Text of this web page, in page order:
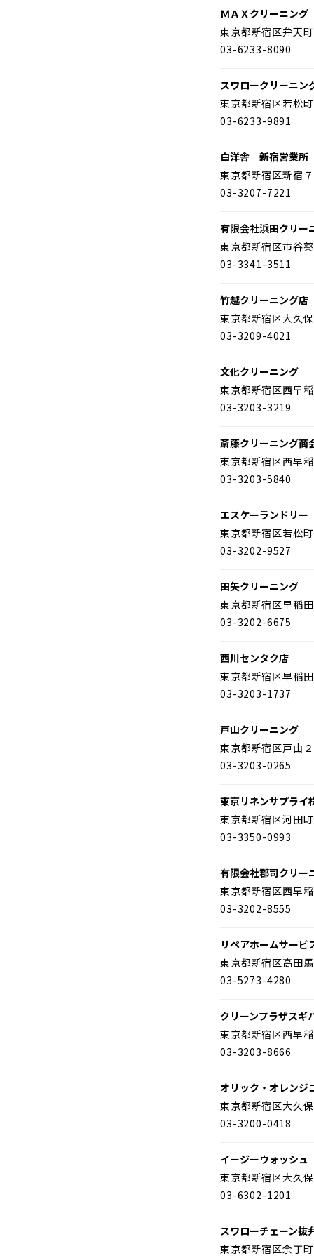
ＭＡＸクリーニン
東京都新宿区弁天
03-6233-8090
スワロークリーニ
東京都新宿区若松
03-6233-9891
白洋舎 新宿営業所
東京都新宿区新宿
03-3207-7221
有限会社浜田クリー
東京都新宿区市谷
03-3341-3511
竹越クリーニング店
東京都新宿区大久
03-3209-4021
文化クリーニング
東京都新宿区西早
03-3203-3219
斎藤クリーニング商
東京都新宿区西早
03-3203-5840
エスケーランドリー
東京都新宿区若松
03-3202-9527
田矢クリーニング
東京都新宿区早稲
03-3202-6675
西川センタク店
東京都新宿区早稲
03-3203-1737
戸山クリーニング
東京都新宿区戸山
03-3203-0265
東京リネンサプライ
東京都新宿区河田
03-3350-0993
有限会社郡司クリー
東京都新宿区西早
03-3202-8555
リペアホームサー
東京都新宿区高田
03-5273-4280
クリーンプラザスギ
東京都新宿区西早
03-3203-8666
オリック・オレンジ
東京都新宿区大久
03-3200-0418
イージーウォッシュ
東京都新宿区大久
03-6302-1201
スワローチェーン抜
東京都新宿区余丁